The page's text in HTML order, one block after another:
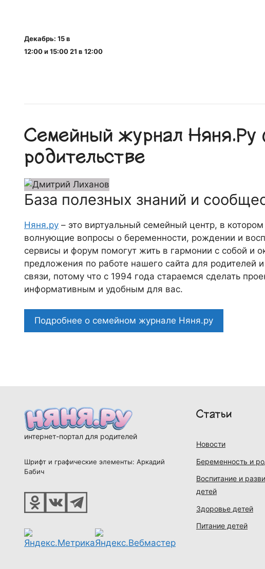
Декабрь: 15 в
12:00 и 15:00 21 в 12:00
Семейный журнал Няня.Ру
родительстве
База полезных знаний и
Няня.ру – это виртуальный семейный центр, в
волнующие вопросы о беременности, рождении и
сервисы и форум помогут жить в гармонии с собой и
предложения по работе нашего сайта для родителей
связи, потому что c 1994 года стараемся сделать
информативным и удобным для вас.
Подробнее о семейном журнале Няня.ру
интернет-портал для родителей
Шрифт и графические элементы: Аркадий
Бабич
Статьи
Новости
Беременность и
Воспитание и
детей
Здоровье детей
Питание детей